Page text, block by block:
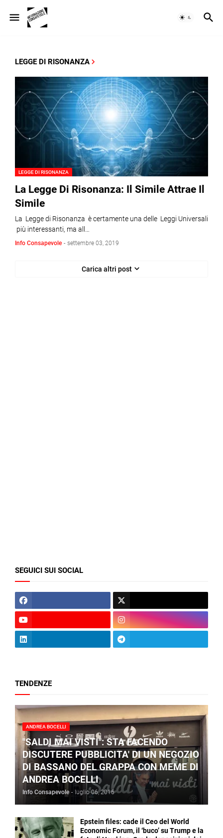
LEGGE DI RISONANZA
LEGGE DI RISONANZA
La Legge Di Risonanza: Il Simile Attrae Il
Simile
La Legge di Risonanza è certamente una delle Leggi Universali
più interessanti, ma all…
Info Consapevole - settembre 03, 2019
Carica altri post
SEGUICI SUI SOCIAL
TENDENZE
ANDREA BOCELLI
"SALDI MAI VISTI": STA FACENDO
DISCUTERE PUBBLICITA' DI UN NEGOZIO
DI BASSANO DEL GRAPPA CON MEME DI
ANDREA BOCELLI
Info Consapevole - luglio 06, 2016
Epstein files: cade il Ceo del World
Economic Forum, il ‘buco’ su Trump e la